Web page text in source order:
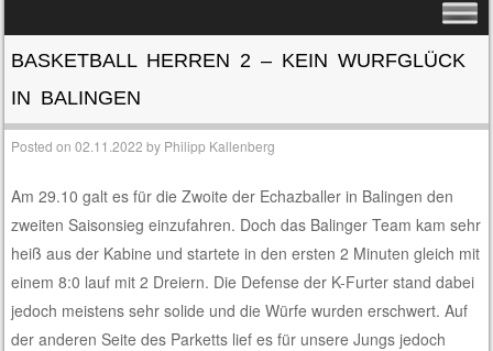
MENU
BASKETBALL HERREN 2 – KEIN WURFGLÜCK
IN BALINGEN
Posted on02.11.2022 by Philipp Kallenberg
Am 29.10 galt es für die Zwoite der Echazballer in Balingen den
zweiten Saisonsieg einzufahren. Doch das Balinger Team kam sehr
heiß aus der Kabine und startete in den ersten 2 Minuten gleich mit
einem 8:0 lauf mit 2 Dreiern. Die Defense der K-Furter stand dabei
jedoch meistens sehr solide und die Würfe wurden erschwert. Auf
der anderen Seite des Parketts lief es für unsere Jungs jedoch